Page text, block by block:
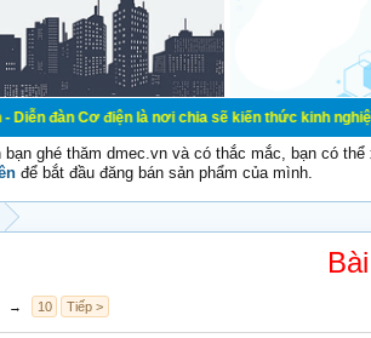
điện là nơi chia sẽ kiến thức kinh nghiệm trong
bạn ghé thăm dmec.vn và có thắc mắc, bạn có
để bắt đầu đăng bán sản phẩm của mình.
→ 10 Tiếp >